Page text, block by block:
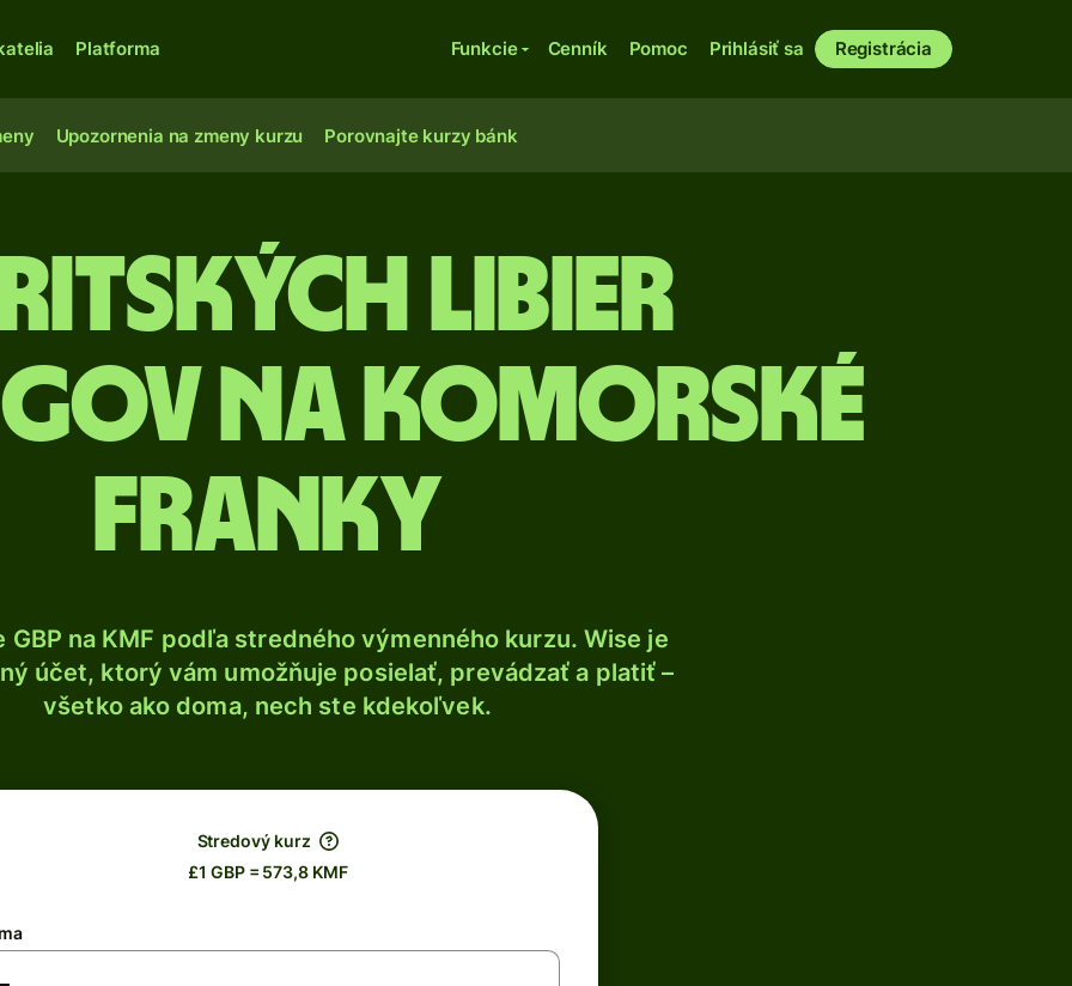
Platforma Funkcie Cenník Pomoc Prihlásiť sa Registrácia
Upozornenia na zmeny kurzu Porovnajte kurzy bánk
libier
na komorské
franky
GBP na KMF podľa stredného výmenného kurzu. Wise je
účet, ktorý vám umožňuje posielať, prevádzať a platiť –
všetko ako doma, nech ste kdekoľvek.
Stredový kurz
£1 GBP = 573,8 KMF